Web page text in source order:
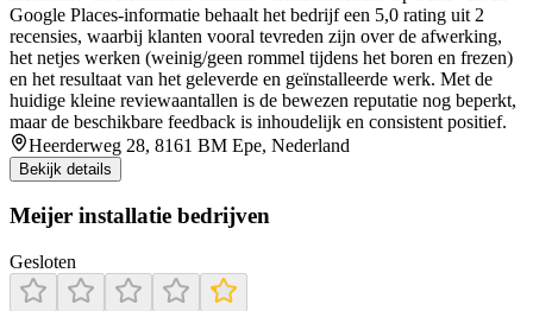
Google Places-informatie behaalt het bedrijf een 5,0 rating uit 2
recensies, waarbij klanten vooral tevreden zijn over de afwerking,
het netjes werken (weinig/geen rommel tijdens het boren en frezen)
en het resultaat van het geleverde en geïnstalleerde werk. Met de
huidige kleine reviewaantallen is de bewezen reputatie nog beperkt,
maar de beschikbare feedback is inhoudelijk en consistent positief.
Heerderweg 28, 8161 BM Epe, Nederland
Bekijk details
Meijer installatie bedrijven
Gesloten